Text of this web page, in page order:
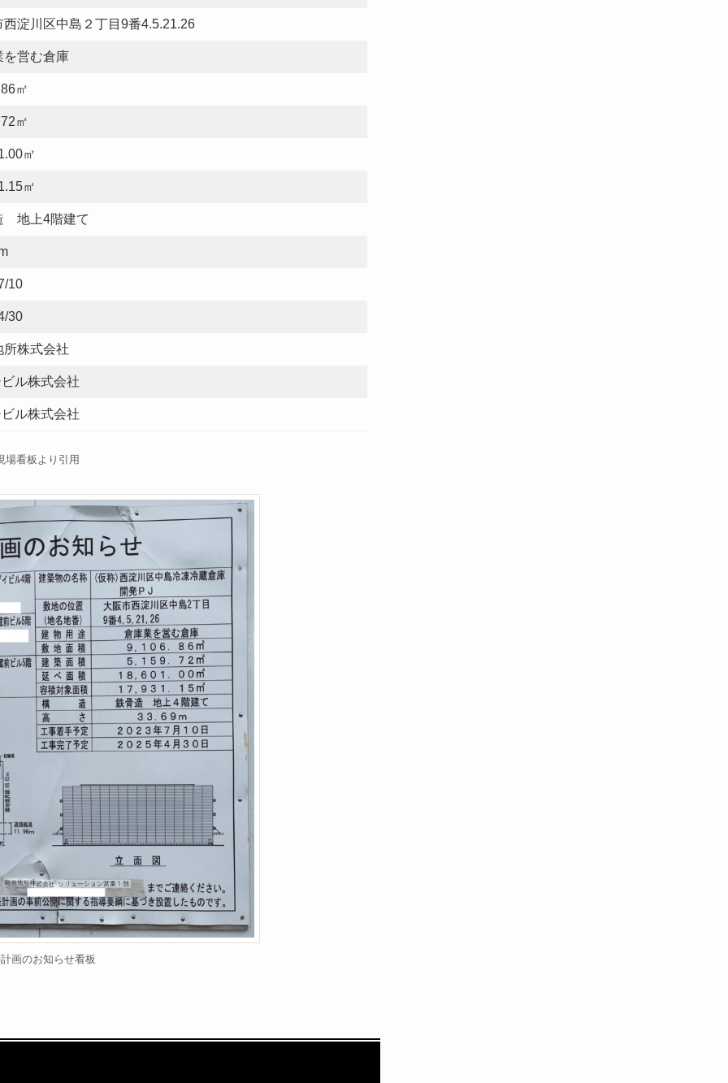
西淀川区中島２丁目9番4.5.21.26
を営む倉庫
㎡
㎡
㎡
㎡
地上4階建て
10
30
所株式会社
ル株式会社
ル株式会社
場看板より引用
画のお知らせ看板